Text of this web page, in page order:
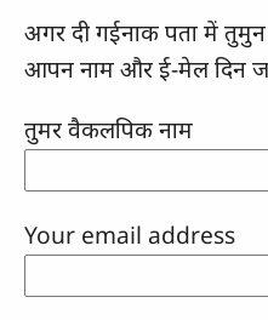
अगर दी गईनाक पता में
आपन नाम और ई-मेल दिन
तुमर वैकलपिक नाम
Your email address